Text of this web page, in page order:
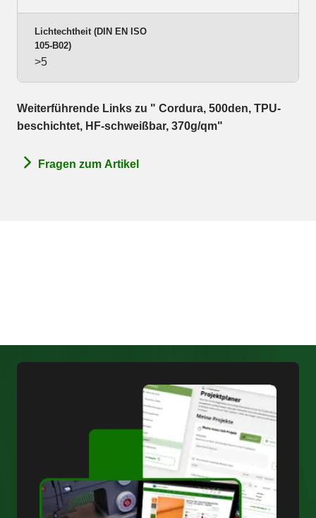
Lichtechtheit (DIN EN ISO
105-B02)
>5
Weiterführende Links zu " Cordura, 500den, TPU-
beschichtet, HF-schweißbar, 370g/qm"
Fragen zum Artikel